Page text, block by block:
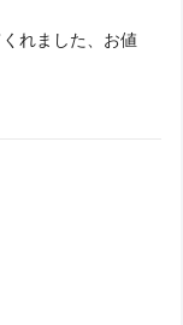
れました、お値段も